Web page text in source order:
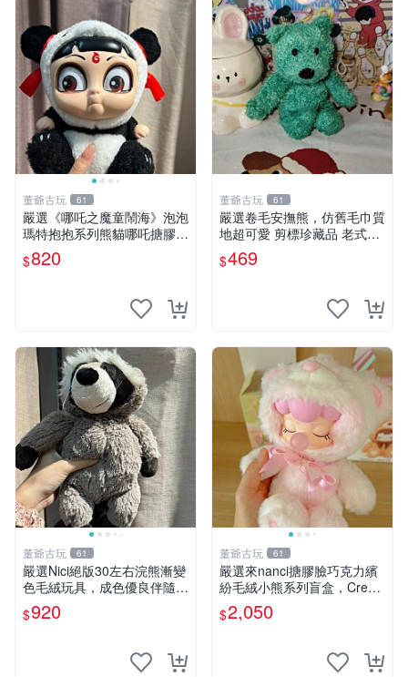
董爺古玩 61
嚴選《哪吒之魔童鬧海》泡泡
瑪特抱抱系列熊貓哪吒搪膠臉
毛絨， STATE：如圖顯示 哪
吒 毛絨公仔 泡泡瑪特
$820
董爺古玩 61
嚴選卷毛安撫熊，仿舊毛巾質
地超可愛 剪標珍藏品 老式毛
巾質地 安撫熊 款式
$469
董爺古玩 61
嚴選Nici絕版30左右浣熊漸變
色毛絨玩具，成色優良伴隨原
廠牌標 浣熊 玩具 毛絨
$920
董爺古玩 61
嚴選來nanci搪膠臉巧克力繽
紛毛絨小熊系列盲盒，Crea
my櫻花巧藝盲盒 隱藏款Crea
my櫻花巧藝 嬰熊盲盒娃娃 樂
$2,050